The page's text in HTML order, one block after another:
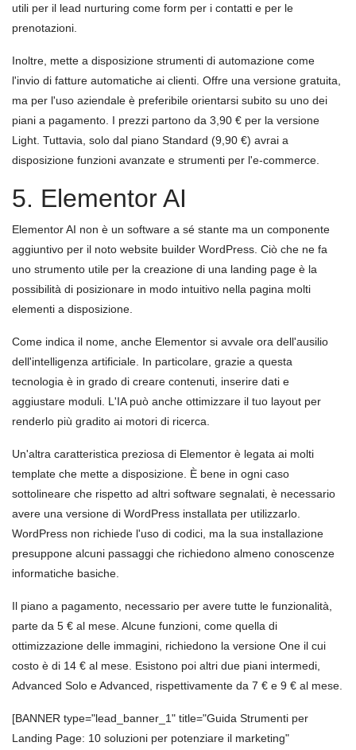
utili per il lead nurturing come form per i contatti e per le
prenotazioni.
Inoltre, mette a disposizione strumenti di automazione come
l'invio di fatture automatiche ai clienti. Offre una versione gratuita,
ma per l'uso aziendale è preferibile orientarsi subito su uno dei
piani a pagamento. I prezzi partono da 3,90 € per la versione
Light. Tuttavia, solo dal piano Standard (9,90 €) avrai a
disposizione funzioni avanzate e strumenti per l'e-commerce.
5. Elementor AI
Elementor AI non è un software a sé stante ma un componente
aggiuntivo per il noto website builder WordPress. Ciò che ne fa
uno strumento utile per la creazione di una landing page è la
possibilità di posizionare in modo intuitivo nella pagina molti
elementi a disposizione.
Come indica il nome, anche Elementor si avvale ora dell'ausilio
dell'intelligenza artificiale. In particolare, grazie a questa
tecnologia è in grado di creare contenuti, inserire dati e
aggiustare moduli. L'IA può anche ottimizzare il tuo layout per
renderlo più gradito ai motori di ricerca.
Un'altra caratteristica preziosa di Elementor è legata ai molti
template che mette a disposizione. È bene in ogni caso
sottolineare che rispetto ad altri software segnalati, è necessario
avere una versione di WordPress installata per utilizzarlo.
WordPress non richiede l'uso di codici, ma la sua installazione
presuppone alcuni passaggi che richiedono almeno conoscenze
informatiche basiche.
Il piano a pagamento, necessario per avere tutte le funzionalità,
parte da 5 € al mese. Alcune funzioni, come quella di
ottimizzazione delle immagini, richiedono la versione One il cui
costo è di 14 € al mese. Esistono poi altri due piani intermedi,
Advanced Solo e Advanced, rispettivamente da 7 € e 9 € al mese.
[BANNER type="lead_banner_1" title="Guida Strumenti per
Landing Page: 10 soluzioni per potenziare il marketing"